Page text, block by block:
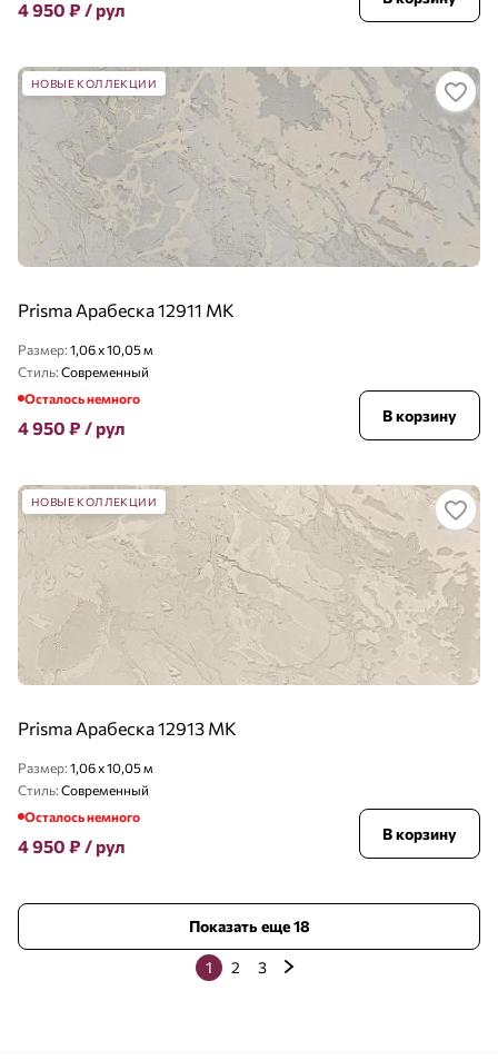
4 950 ₽ / рул
НОВЫЕ КОЛЛЕКЦИИ
Prisma Арабеска 12911 MK
Размер: 1,06 x 10,05 м
Стиль: Современный
Осталось немного
4 950 ₽ / рул
В корзину
НОВЫЕ КОЛЛЕКЦИИ
Prisma Арабеска 12913 MK
Размер: 1,06 x 10,05 м
Стиль: Современный
Осталось немного
4 950 ₽ / рул
В корзину
Показать еще 18
1 2 3